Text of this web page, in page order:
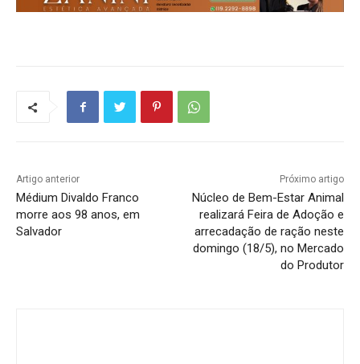
Artigo anterior
Médium Divaldo Franco
morre aos 98 anos, em
Salvador
Próximo artigo
Núcleo de Bem-Estar Animal
realizará Feira de Adoção e
arrecadação de ração neste
domingo (18/5), no Mercado
do Produtor